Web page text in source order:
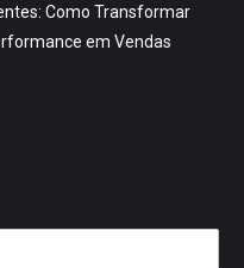
Como Transformar
em Vendas